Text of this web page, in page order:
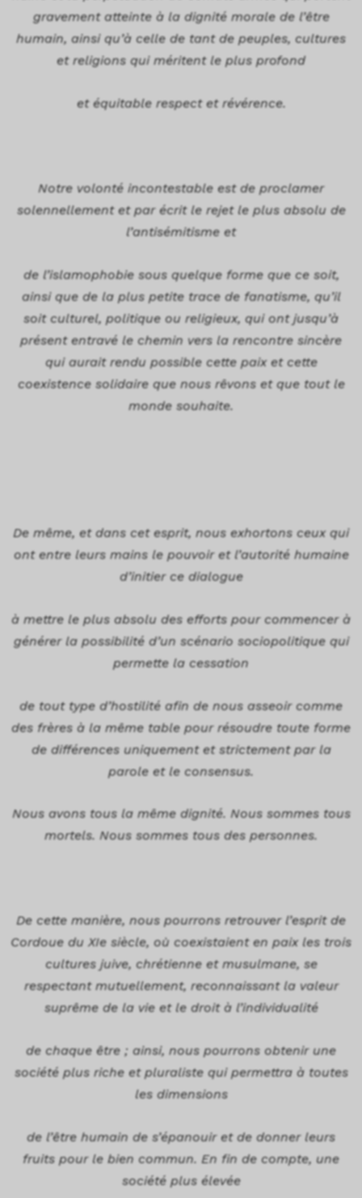
gravement atteinte à la dignité morale de l’être
humain, ainsi qu’à celle de tant de peuples, cultures
et religions qui méritent le plus profond
et équitable respect et révérence.
Notre volonté incontestable est de proclamer
solennellement et par écrit le rejet le plus absolu de
l’antisémitisme et
de l’islamophobie sous quelque forme que ce soit,
ainsi que de la plus petite trace de fanatisme, qu’il
soit culturel, politique ou religieux, qui ont jusqu’à
présent entravé le chemin vers la rencontre sincère
qui aurait rendu possible cette paix et cette
coexistence solidaire que nous rêvons et que tout le
monde souhaite.
De même, et dans cet esprit, nous exhortons ceux qui
ont entre leurs mains le pouvoir et l’autorité humaine
d’initier ce dialogue
à mettre le plus absolu des efforts pour commencer à
générer la possibilité d’un scénario sociopolitique qui
permette la cessation
de tout type d’hostilité afin de nous asseoir comme
des frères à la même table pour résoudre toute forme
de différences uniquement et strictement par la
parole et le consensus.
Nous avons tous la même dignité. Nous sommes tous
mortels. Nous sommes tous des personnes.
De cette manière, nous pourrons retrouver l’esprit de
Cordoue du XIe siècle, où coexistaient en paix les trois
cultures juive, chrétienne et musulmane, se
respectant mutuellement, reconnaissant la valeur
suprême de la vie et le droit à l’individualité
de chaque être ; ainsi, nous pourrons obtenir une
société plus riche et pluraliste qui permettra à toutes
les dimensions
de l’être humain de s’épanouir et de donner leurs
fruits pour le bien commun. En fin de compte, une
société plus élevée